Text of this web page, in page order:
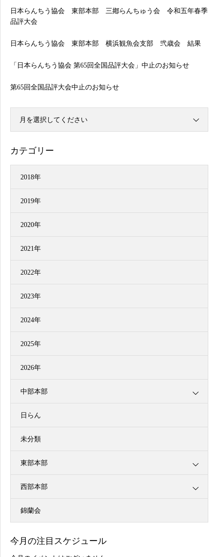
日本らんちう協会 東部本部 三鄕らんちゅう会 令和五年春季
品評大会
日本らんちう協会 東部本部 横浜観魚会支部 弐歳会 結果
「日本らんちう協会 第65回全国品評大会」中止のお知らせ
第65回全国品評大会中止のお知らせ
月を選択してください
カテゴリー
2018年
2019年
2020年
2021年
2022年
2023年
2024年
2025年
2026年
中部本部
日らん
未分類
東部本部
西部本部
錦蘭会
今月の注目スケジュール